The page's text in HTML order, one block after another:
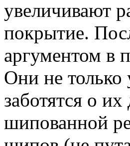
увеличивают
покрытие.
аргументом в
Они не
заботятся о
шипованной